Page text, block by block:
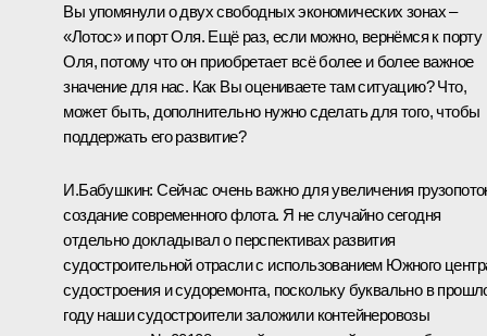
Вы упомянули о двух свободных экономических зонах –
«Лотос» и порт Оля. Ещё раз, если можно, вернёмся к порту
Оля, потому что он приобретает всё более и более важное
значение для нас. Как Вы оцениваете там ситуацию? Что,
может быть, дополнительно нужно сделать для того, чтобы
поддержать его развитие?
И.Бабушкин: Сейчас очень важно для увеличения
создание современного флота. Я не случайно сегодня
отдельно докладывал о перспективах развития
судостроительной отрасли с использованием Южного
судостроения и судоремонта, поскольку буквально в
году наши судостроители заложили контейнеровозы